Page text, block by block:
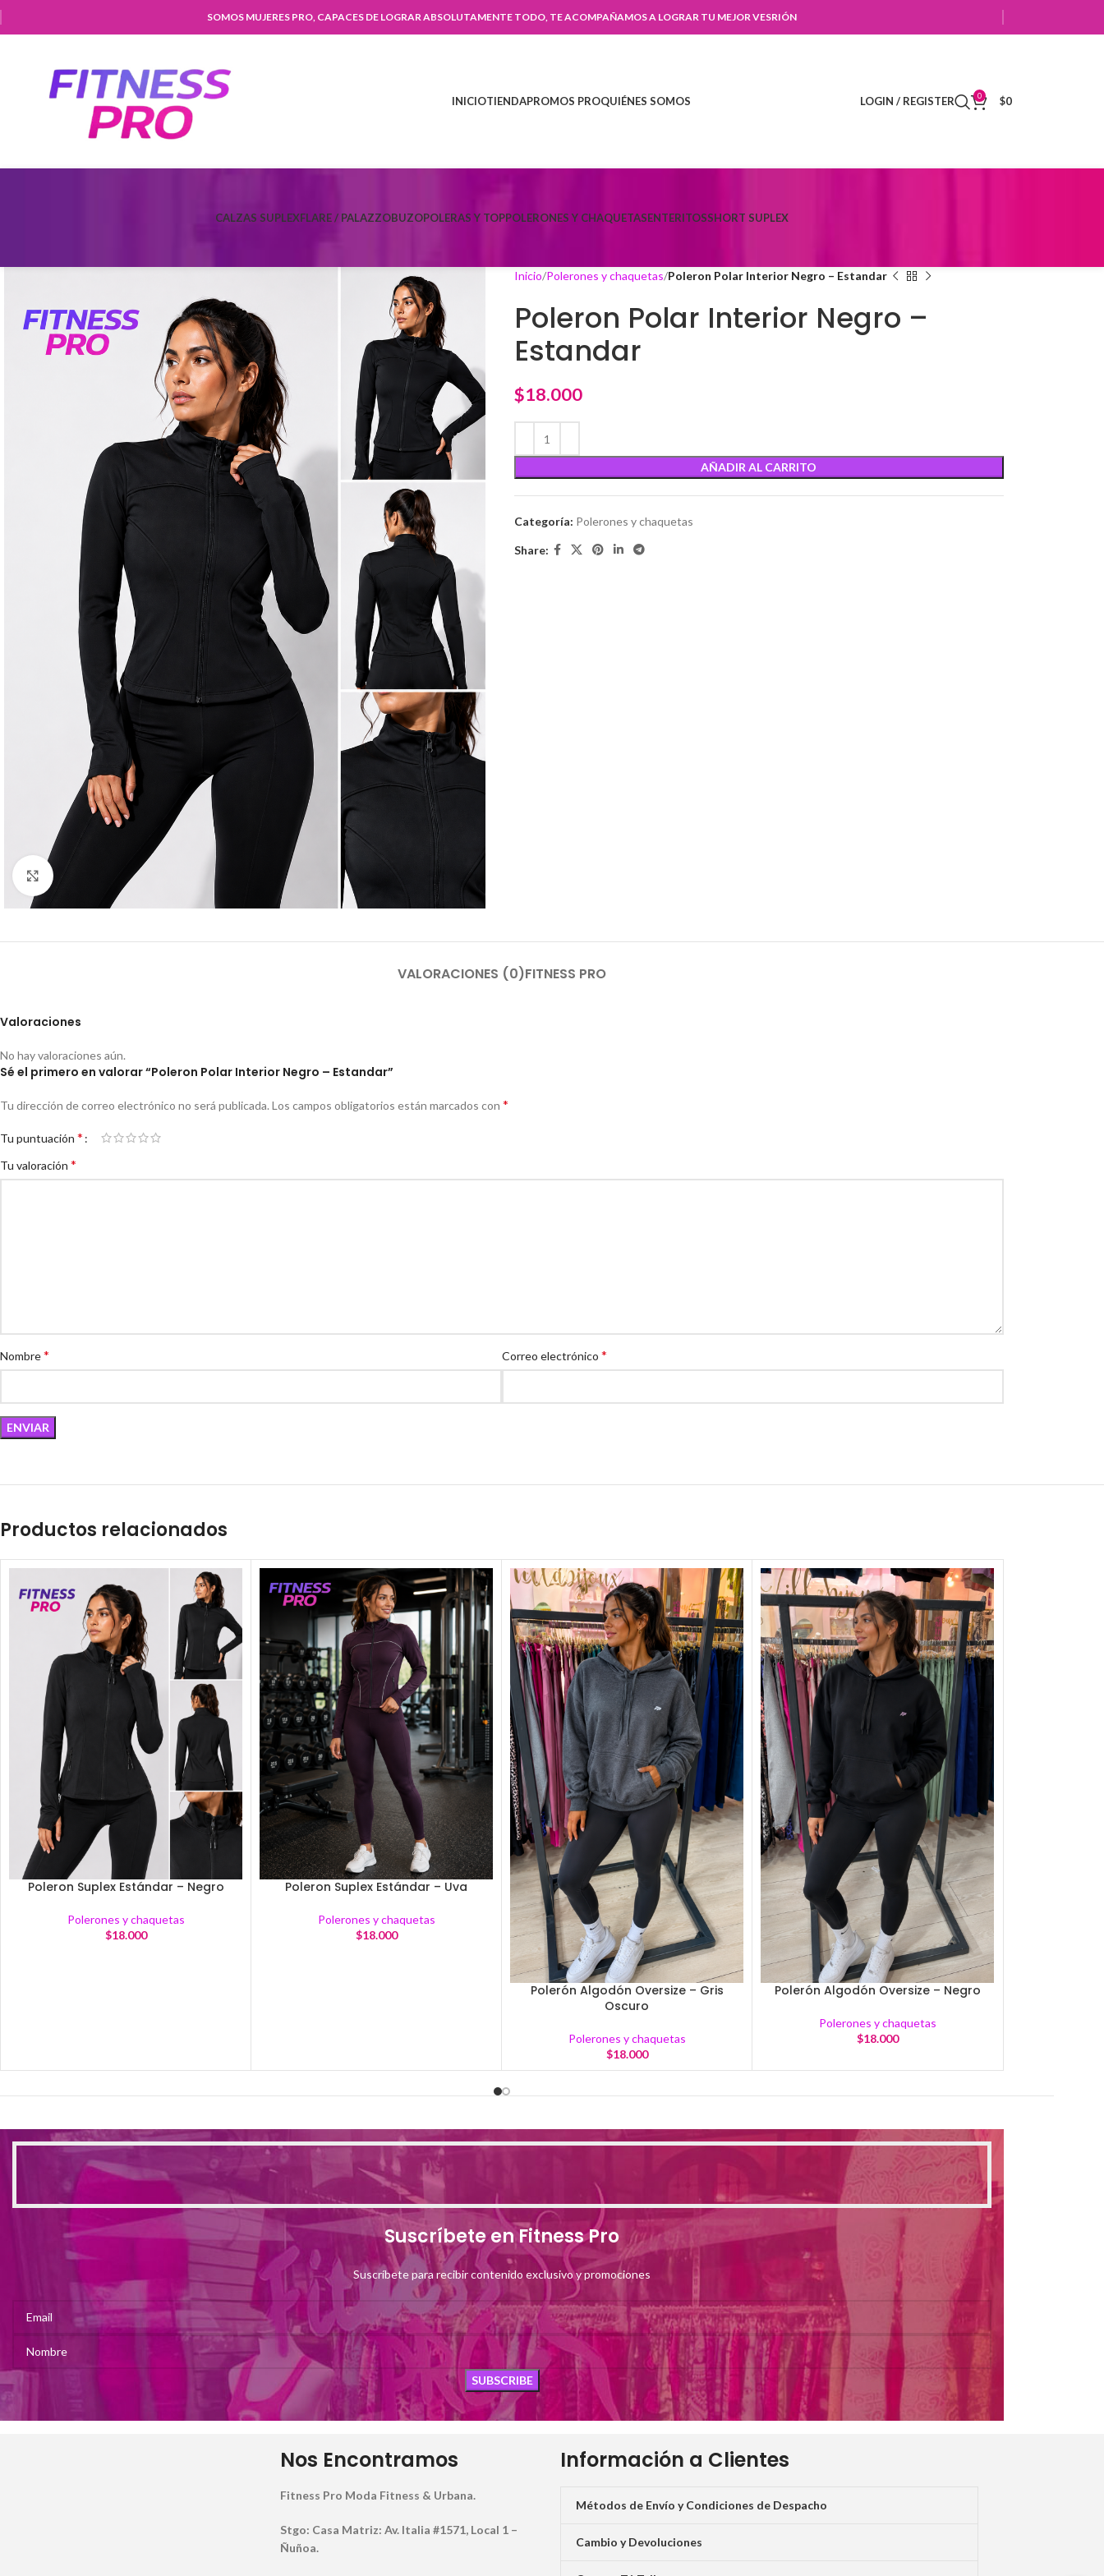
SOMOS MUJERES PRO, CAPACES DE LOGRAR ABSOLUTAMENTE TODO, TE ACOMPAÑAMOS A LOGRAR TU MEJOR VESRIÓN
INICIOTIENDAPROMOS PROQUIÉNES SOMOS LOGIN / REGISTER 0 $0
CALZAS SUPLEXFLARE / PALAZZOBUZOPOLERAS Y TOPPOLERONES Y CHAQUETASENTERITOSSHORT SUPLEX
Click to enlarge
Inicio Polerones y chaquetas Poleron Polar Interior Negro – Estandar
Poleron Polar Interior Negro –
Estandar
$18.000
AÑADIR AL CARRITO
Categoría: Polerones y chaquetas
Share:
VALORACIONES (0)FITNESS PRO
Valoraciones
No hay valoraciones aún.
Sé el primero en valorar “Poleron Polar Interior Negro – Estandar”
Tu dirección de correo electrónico no será publicada. Los campos obligatorios están marcados con *
Tu puntuación *
Tu valoración *
Nombre* Correo electrónico *
Productos relacionados
Poleron Suplex Estándar – Negro
Polerones y chaquetas
$18.000
Poleron Suplex Estándar – Uva
Polerones y chaquetas
$18.000
Polerón Algodón Oversize – Gris
Oscuro
Polerones y chaquetas
$18.000
Polerón Algodón Oversize – Negro
Polerones y chaquetas
$18.000
Suscríbete en Fitness Pro
Suscríbete para recibir contenido exclusivo y promociones
Nos Encontramos
Fitness Pro Moda Fitness & Urbana.
Stgo: Casa Matriz: Av. Italia #1571, Local 1 –
Ñuñoa.
Información a Clientes
Métodos de Envío y Condiciones de Despacho
Cambio y Devoluciones